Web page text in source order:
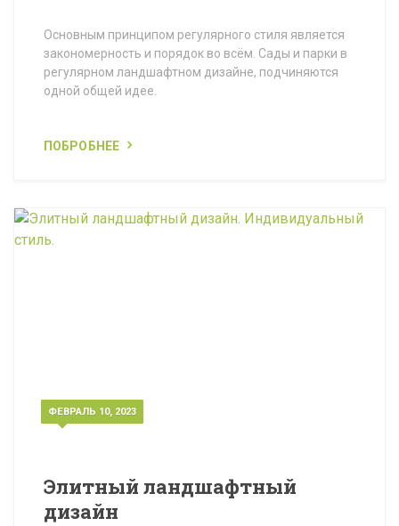
Основным принципом регулярного стиля является
закономерность и порядок во всём. Сады и парки в
регулярном ландшафтном дизайне, подчиняются
одной общей идее.
ПОБРОБНЕЕ
ФЕВРАЛЬ 10, 2023
Элитный ландшафтный
дизайн